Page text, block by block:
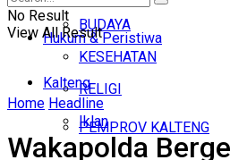
BUDAYA
KESEHATAN
RELIGI
Iklan
Hukum & Peristiwa
Kalteng
PEMPROV KALTENG
No Result
View All Result
Home Headline
Wakapolda